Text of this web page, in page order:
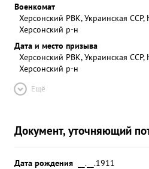
Военкомат
Херсонский РВК, Украинская ССР,
Херсонский р-н
Дата и место призыва
Херсонский РВК, Украинская ССР,
Херсонский р-н
Ещё
Документ, уточняющий
Дата рождения
__.__.1911